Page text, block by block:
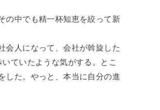
の中でも精一杯知恵を絞って新
会人になって、会社が斡旋した
ていたような気がする。とこ
した。やっと、本当に自分の進